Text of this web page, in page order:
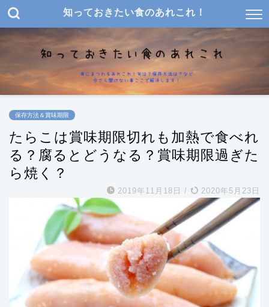
知っておきたい食のあれこれ！
保存方法＆賞味期限
たらこは賞味期限切れも加熱で食べれ
る？腐るとどうなる？賞味期限過ぎた
ら焼く？
2019年11月18日 / 2020年5月23日